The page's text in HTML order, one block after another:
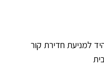
למניעת חדירת קור